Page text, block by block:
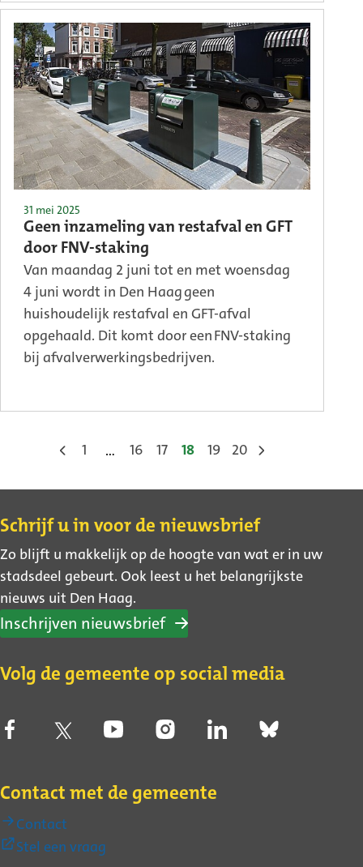
Geen inzameling van restafval en GFT
door FNV-staking
31 mei 2025
Van maandag 2 juni tot en met woensdag
4 juni wordt in Den Haag geen
huishoudelijk restafval en GFT-afval
opgehaald. Dit komt door een FNV-staking
bij afvalverwerkingsbedrijven.
1 … 16 17 18 19 20
Contact
Schrijf u in voor de nieuwsbrief
Zo blijft u makkelijk op de hoogte van wat er in uw
stadsdeel gebeurt. Ook leest u het belangrijkste
nieuws uit Den Haag.
Inschrijven nieuwsbrief
Volg de gemeente op social media
Contact met de gemeente
Contact
Stel een vraag